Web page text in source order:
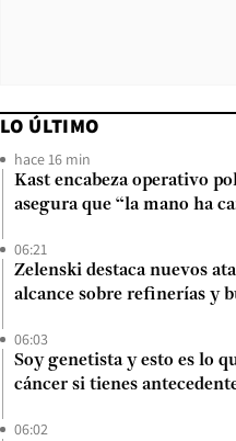
LO ÚLTIMO
hace 16 min
Kast encabeza operativo
asegura que “la mano ha
06:21
Zelenski destaca nuevos
alcance sobre refinerías y
06:03
Soy genetista y esto es lo
cáncer si tienes
06:02